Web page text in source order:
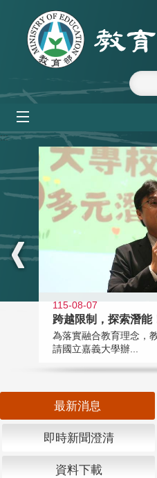
跳到主要內容區塊
:::
115-08-07
跨越限制，探索潛能
為落實融合教育理念，
請國立嘉義大學辦...
最新消息
即時新聞澄清
資料下載